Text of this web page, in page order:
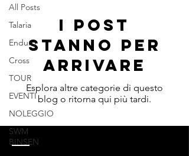
All Posts
Talaria
Enduro
Cross
TOUR
EVENTI
NOLEGGIO
SWM
BINSEN
I post
stanno per
arrivare
Esplora altre categorie di questo
blog o ritorna qui più tardi.